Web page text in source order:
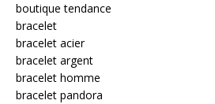
boutique tendance
bracelet
bracelet acier
bracelet argent
bracelet homme
bracelet pandora